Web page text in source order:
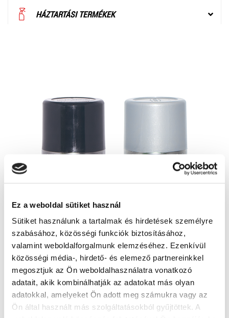
Ez a weboldal sütiket használ
Sütiket használunk a tartalmak és hirdetések személyre
szabásához, közösségi funkciók biztosításához,
valamint weboldalforgalmunk elemzéséhez. Ezenkívül
közösségi média-, hirdető- és elemező partnereinkkel
megosztjuk az Ön weboldalhasználatra vonatkozó
adatait, akik kombinálhatják az adatokat más olyan
adatokkal, amelyeket Ön adott meg számukra vagy az
Ön által használt más szolgáltatásokból gyűjtöttek. A
HÁZTARTÁSI TERMÉKEK